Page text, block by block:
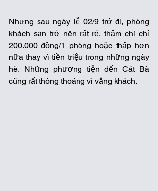
Nhưng sau ngày lễ 02/9 trở đi, phòng
khách sạn trở nên rất rẻ, thậm chí chỉ
200.000 đồng/1 phòng hoặc thấp hơn
nữa thay vì tiền triệu trong những ngày
hè. Những phương tiện đến Cát Bà
cũng rất thông thoáng vì vắng khách.